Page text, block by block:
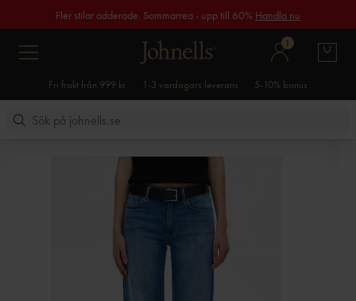
Fler stilar adderade. Sommarrea - upp till 60% Handla nu
1
Fri frakt från 999 kr 1-3 vardagars leverans 5-10% bonus